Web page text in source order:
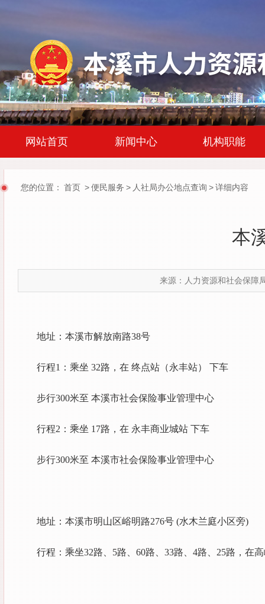
网站首页 新闻中心 机构职能
您的位置： 首页 >便民服务 > 人社局办公地点查询 >详细内容
本
来源：人力资源和社会保障
地址：本溪市解放南路38号
行程1：乘坐 32路，在 终点站（永丰站） 下车
步行300米至 本溪市社会保险事业管理中心
行程2：乘坐 17路，在 永丰商业城站 下车
步行300米至 本溪市社会保险事业管理中心
地址：本溪市明山区峪明路276号 (水木兰庭小区旁)
行程：乘坐32路、5路、60路、33路、4路、25路，在